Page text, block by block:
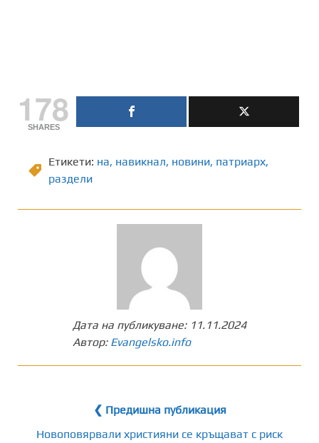
178
SHARES
Етикети: на, навикнал, новини, патриарх,
раздели
Дата на публикуване: 11.11.2024
Автор: Evangelsko.info
❮ Предишна публикация
Новоповярвали християни се кръщават с риск